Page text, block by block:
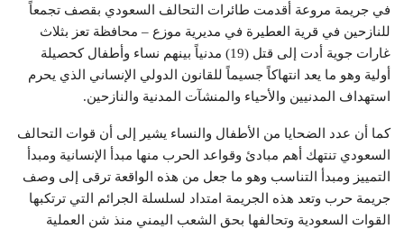
في جريمة مروعة أقدمت طائرات التحالف السعودي بقصف تجمعاً
للنازحين في قرية العطيرة في مديرية موزع – محافظة تعز بثلاث
غارات جوية أدت إلى قتل (19) مدنياً بينهم نساء وأطفال كحصيلة
أولية وهو ما يعد انتهاكاً جسيماً للقانون الدولي الإنساني الذي يحرم
استهداف المدنيين والأحياء والمنشآت المدنية والنازحين.
كما أن عدد الضحايا من الأطفال والنساء يشير إلى أن قوات التحالف
السعودي تنتهك أهم مبادئ وقواعد الحرب منها مبدأ الإنسانية ومبدأ
التمييز ومبدأ التناسب وهو ما جعل من هذه الواقعة ترقى إلى وصف
جريمة حرب وتعد هذه الجريمة امتداد لسلسلة الجرائم التي ترتكبها
القوات السعودية وتحالفها بحق الشعب اليمني منذ شن العملية